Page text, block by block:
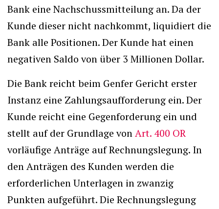
Bank eine Nachschussmitteilung an. Da der
Kunde dieser nicht nachkommt, liquidiert die
Bank alle Positionen. Der Kunde hat einen
negativen Saldo von über 3 Millionen Dollar.
Die Bank reicht beim Genfer Gericht erster
Instanz eine Zahlungsaufforderung ein. Der
Kunde reicht eine Gegenforderung ein und
stellt auf der Grundlage vonArt. 400 OR
vorläufige Anträge auf Rechnungslegung. In
den Anträgen des Kunden werden die
erforderlichen Unterlagen in zwanzig
Punkten aufgeführt. Die Rechnungslegung